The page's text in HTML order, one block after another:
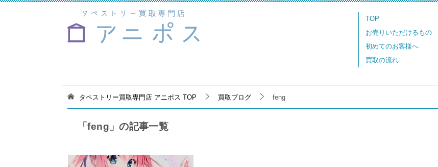
TOP
お売りいただけるもの
初めてのお客様へ
買取の流れ
タペストリー買取専門店 アニポス TOP 買取ブログ feng
「feng」の記事一覧